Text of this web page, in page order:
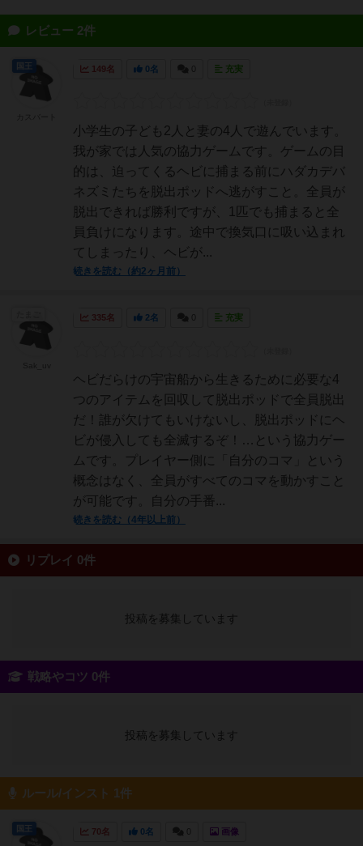
レビュー 2件
149名 0名 充実
小学生の子ども2人と妻の4人で遊んでいます。
我が家では人気の協力ゲームです。ゲームの目
的は、迫ってくるヘビに捕まる前にハダカデバ
ネズミたちを脱出ポッドへ逃がすこと。全員が
脱出できれば勝利ですが、1匹でも捕まると全
員負けになります。途中で換気口に吸い込まれ
てしまったり、ヘビが...
続きを読む（約2ヶ月前）
国王
335名 2名 充実
ヘビだらけの宇宙船から生きるために必要な4
つのアイテムを回収して脱出ポッドで全員脱出
だ！誰が欠けてもいけないし、脱出ポッドにヘ
ビが侵入しても全滅するぞ！…という協力ゲー
ムです。プレイヤー側に「自分のコマ」という
概念はなく、全員がすべてのコマを動かすこと
が可能です。自分の手番...
続きを読む（4年以上前）
リプレイ 0件
投稿を募集しています
戦略やコツ 0件
投稿を募集しています
ルール/インスト 1件
70名 0名 画像
国王